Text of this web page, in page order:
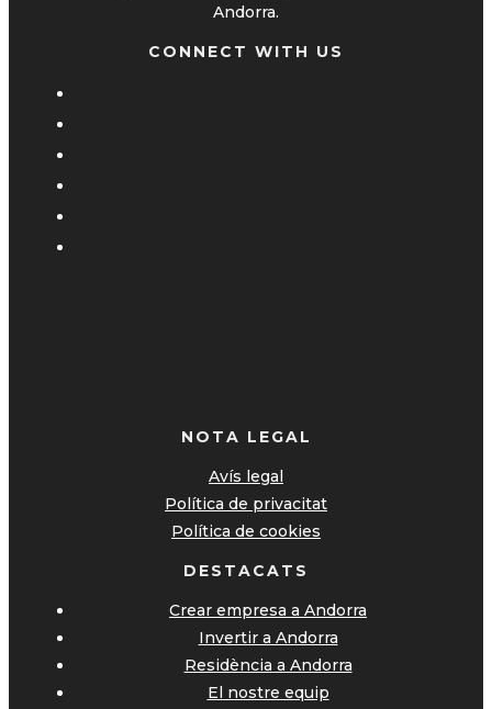
Andorra.
CONNECT WITH US
NOTA LEGAL
Avís legal
Política de privacitat
Política de cookies
DESTACATS
Crear empresa a Andorra
Invertir a Andorra
Residència a Andorra
El nostre equip